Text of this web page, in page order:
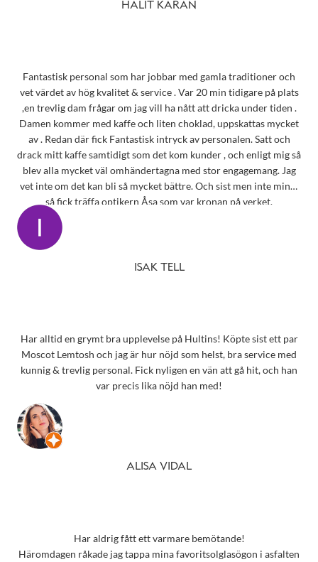
HALIT KARAN
Fantastisk personal som har jobbar med gamla traditioner och
vet värdet av hög kvalitet & service . Var 20 min tidigare på plats
,en trevlig dam frågar om jag vill ha nått att dricka under tiden .
Damen kommer med kaffe och liten choklad, uppskattas mycket
av . Redan där fick Fantastisk intryck av personalen. Satt och
drack mitt kaffe samtidigt som det kom kunder , och enligt mig så
blev alla mycket väl omhändertagna med stor engagemang. Jag
vet inte om det kan bli så mycket bättre. Och sist men inte minst
så fick träffa optikern Åsa som var kronan på verket.
ISAK TELL
Har alltid en grymt bra upplevelse på Hultins! Köpte sist ett par
Moscot Lemtosh och jag är hur nöjd som helst, bra service med
kunnig & trevlig personal. Fick nyligen en vän att gå hit, och han
var precis lika nöjd han med!
ALISA VIDAL
Har aldrig fått ett varmare bemötande!
Häromdagen råkade jag tappa mina favoritsolglasögon i asfalten